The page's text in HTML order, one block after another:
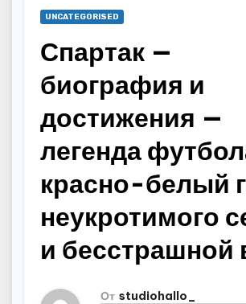
UNCATEGORISED
Спартак —
биография и
достижения —
легенда
красно-белый
неукротимого
и бесстрашной
От studiohallo_